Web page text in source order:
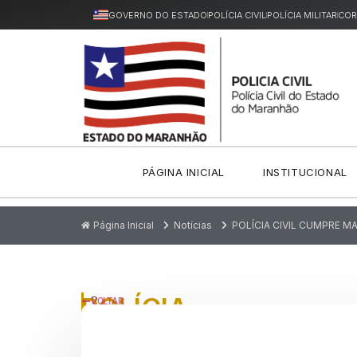
GOVERNO DO ESTADOPOLÍCIA CIVILPOLÍCIA MILITAR
PÁGINA INICIAL INSTITUCIONAL
Página Inicial Notícias POLÍCIA CIVIL CUMPRE
P
POLÍCIA
VOLTAR